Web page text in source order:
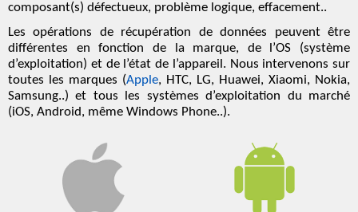
composant(s) défectueux, problème logique, effacement..
Les opérations de récupération de données peuvent être
différentes en fonction de la marque, de l’OS (système
d’exploitation) et de l’état de l’appareil. Nous intervenons sur
toutes les marques (Apple, HTC, LG, Huawei, Xiaomi, Nokia,
Samsung..) et tous les systèmes d’exploitation du marché
(iOS, Android, même Windows Phone..).